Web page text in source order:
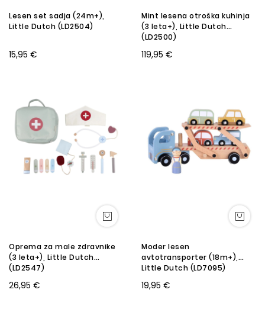
Lesen set sadja (24m+),
Little Dutch (LD2504)
15,95 €
Mint lesena otroška kuhinja
(3 leta+), Little Dutch
(LD2500)
119,95 €
Oprema za male zdravnike
(3 leta+), Little Dutch
(LD2547)
26,95 €
Moder lesen
avtotransporter (18m+),
Little Dutch (LD7095)
19,95 €